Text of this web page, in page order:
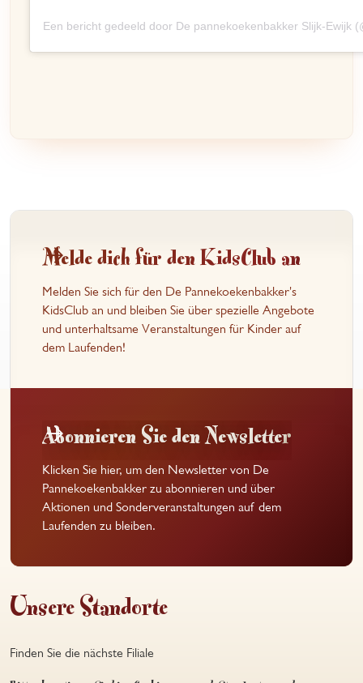
Een bericht gedeeld door De pannekoekenbakker Slijk-Ewijk
Melde dich für den KidsClub an
Melden Sie sich für den De Pannekoekenbakker's
KidsClub an und bleiben Sie über spezielle Angebote
und unterhaltsame Veranstaltungen für Kinder auf
dem Laufenden!
Abonnieren Sie den Newsletter
Klicken Sie hier, um den Newsletter von De
Pannekoekenbakker zu abonnieren und über
Aktionen und Sonderveranstaltungen auf dem
Laufenden zu bleiben.
Unsere Standorte
Finden Sie die nächste Filiale